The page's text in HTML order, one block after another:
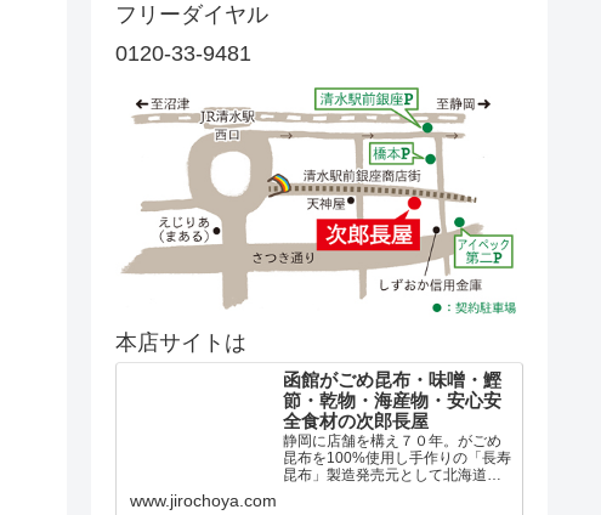
フリーダイヤル
0120-33-9481
本店サイトは
函館がごめ昆布・味噌・鰹
節・乾物・海産物・安心安
全食材の次郎長屋
静岡に店舗を構え７０年。がごめ
昆布を100%使用し手作りの「長寿
昆布」製造発売元として北海道の
www.jirochoya.com